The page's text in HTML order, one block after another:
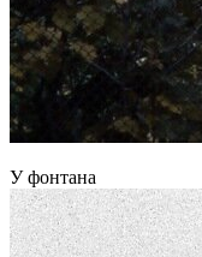
У фонтана